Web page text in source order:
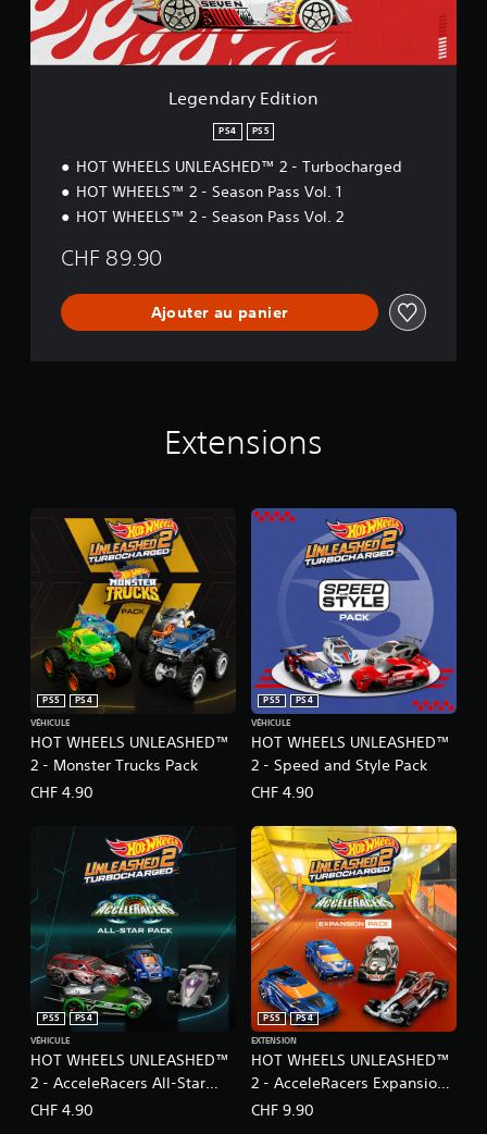
E
d
t
Legendary Edition
PS4 PS5
HOT WHEELS UNLEASHED™ 2 - Turbocharged
HOT WHEELS™ 2 - Season Pass Vol. 1
HOT WHEELS™ 2 - Season Pass Vol. 2
CHF 89.90
Ajouter au panier
Extensions
HOT WHEELS UNLEASHED™
2 - Monster Trucks Pack
PS5
PS4
VÉHICULE
CHF 4.90
HOT WHEELS UNLEASHED™
2 - Speed and Style Pack
PS5
PS4
VÉHICULE
CHF 4.90
HOT WHEELS UNLEASHED™
2 - AcceleRacers All-Star
Pack
PS5
PS4
VÉHICULE
CHF 4.90
HOT WHEELS UNLEASHED™
2 - AcceleRacers Expansion
Pack
PS5
PS4
EXTENSION
CHF 9.90